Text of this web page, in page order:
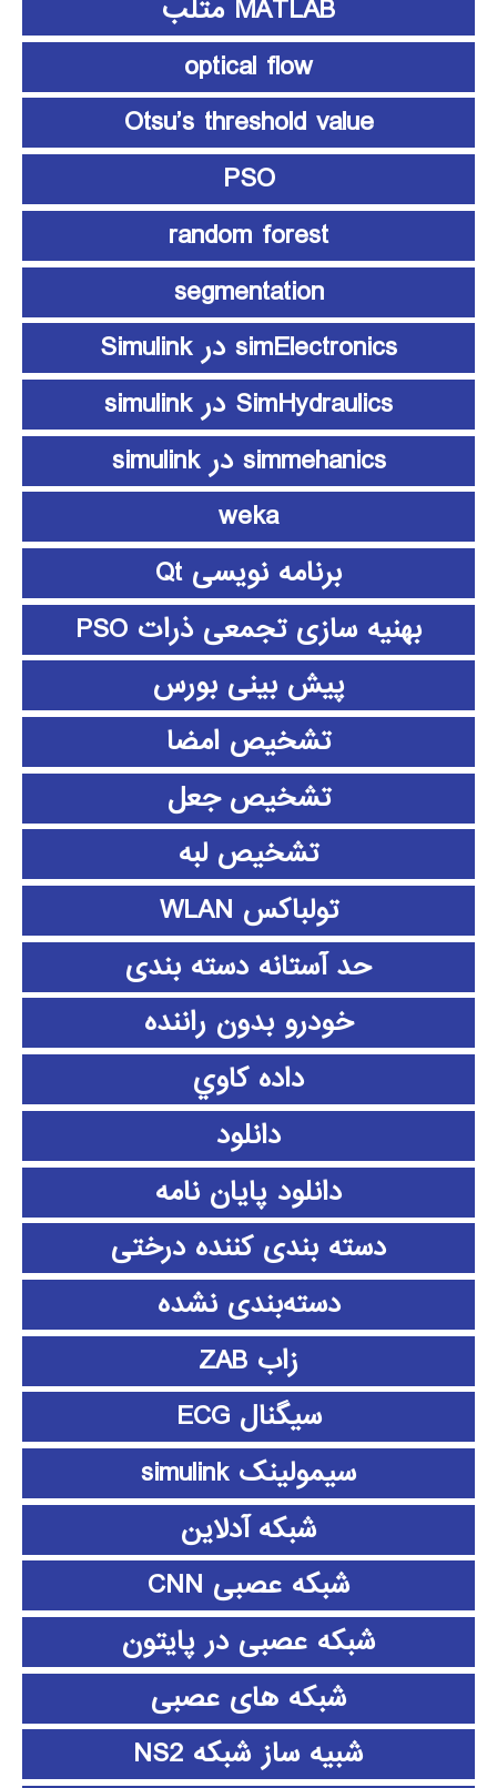
MATLAB متلب
optical flow
Otsu’s threshold value
PSO
random forest
segmentation
simElectronics در Simulink
SimHydraulics در simulink
simmehanics در simulink
weka
برنامه نویسی Qt
بهنیه سازی تجمعی ذرات PSO
پیش بینی بورس
تشخیص امضا
تشخیص جعل
تشخیص لبه
تولباکس WLAN
حد آستانه دسته بندی
خودرو بدون راننده
داده كاوي
دانلود
دانلود پايان نامه
دسته بندی کننده درختی
دسته‌بندی نشده
زاب ZAB
سیگنال ECG
سیمولینک simulink
شبکه آدلاین
شبکه عصبی CNN
شبکه عصبی در پایتون
شبکه های عصبی
شبیه ساز شبکه NS2